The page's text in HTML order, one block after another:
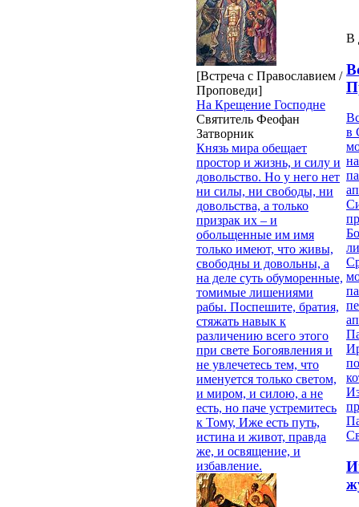
[Встреча с Православием /
Проповеди]
На Крещение Господне
Святитель Феофан
Затворник
Князь мира обещает
простор и жизнь, и силу и
довольство. Но у него нет
ни силы, ни свободы, ни
довольства, а только
призрак их – и
обольщенные им имя
только имеют, что живы,
свободны и довольны, а
на деле суть обуморенные,
томимые лишениями
рабы. Поспешите, братия,
стяжать навык к
различению всего этого
при свете Богоявления и
не увлечетесь тем, что
именуется только светом,
и миром, и силою, а не
есть, но паче устремитесь
к Тому, Иже есть путь,
истина и живот, правда
же, и освящение, и
избавление.
В
в